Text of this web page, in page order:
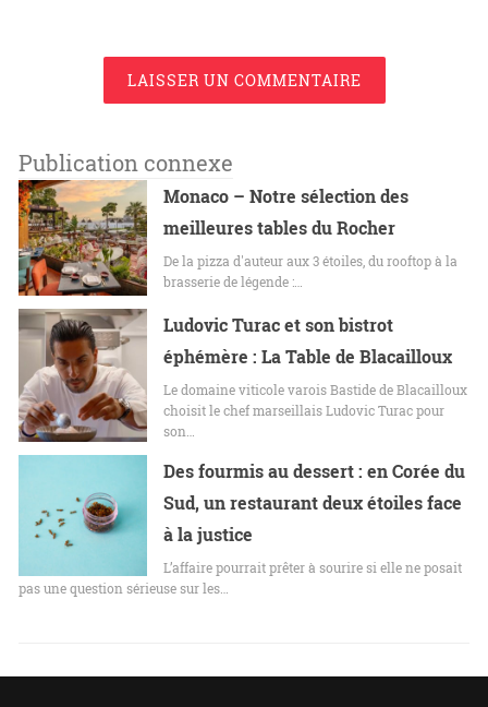
LAISSER UN COMMENTAIRE
Publication connexe
Monaco – Notre sélection des
meilleures tables du Rocher
De la pizza d'auteur aux 3 étoiles, du rooftop à la
brasserie de légende :…
Ludovic Turac et son bistrot
éphémère : La Table de Blacailloux
Le domaine viticole varois Bastide de Blacailloux
choisit le chef marseillais Ludovic Turac pour
son…
Des fourmis au dessert : en Corée du
Sud, un restaurant deux étoiles face
à la justice
L’affaire pourrait prêter à sourire si elle ne posait
pas une question sérieuse sur les…